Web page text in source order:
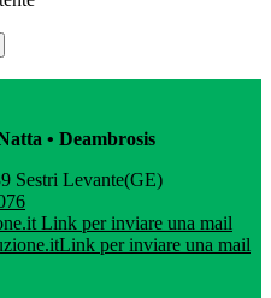
• Deambrosis
Sestri Levante(GE)
Link per inviare una mail
Link per inviare una mail